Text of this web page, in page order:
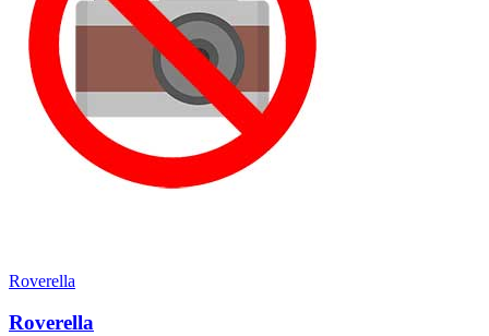
Roverella
Roverella